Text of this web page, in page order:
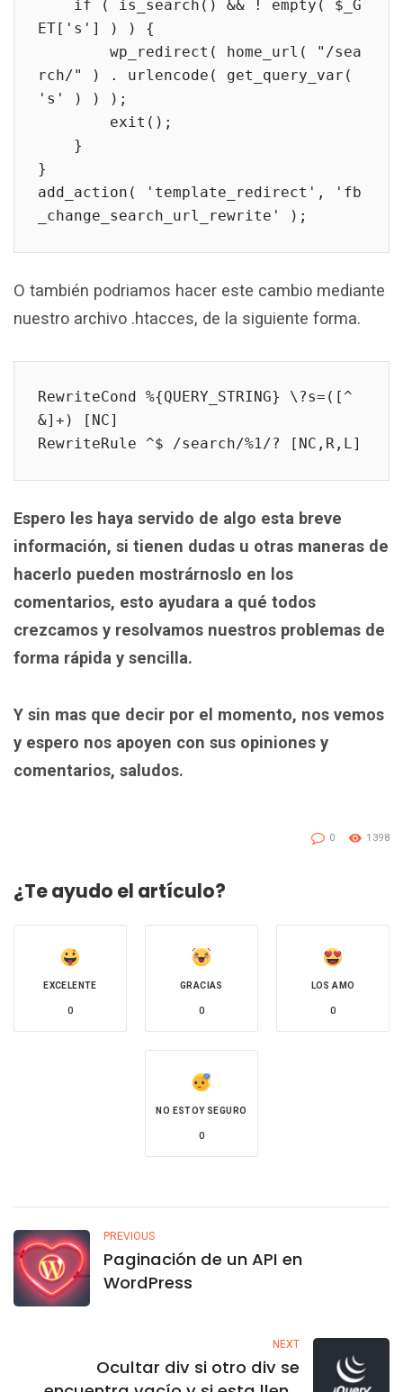
ET['s'] ) ) {
        wp_redirect( home_url( "/sea
rch/" ) . urlencode( get_query_var(
's' ) ) );
}
add_action( 'template_redirect', 'fb
_change_search_url_rewrite' );
O también podriamos hacer este cambio mediante
nuestro archivo .htacces, de la siguiente forma.
RewriteCond %{QUERY_STRING} \?s=([^
&]+) [NC]
RewriteRule ^$ /search/%1/? [NC,R,L]
Espero les haya servido de algo esta breve
información, si tienen dudas u otras maneras de
hacerlo pueden mostrárnoslo en los
comentarios, esto ayudara a qué todos
crezcamos y resolvamos nuestros problemas de
forma rápida y sencilla.
Y sin mas que decir por el momento, nos vemos
y espero nos apoyen con sus opiniones y
comentarios, saludos.
0 1398
¿Te ayudo el artículo?
EXCELENTE
0
GRACIAS
0
LOS AMO
0
NO ESTOY SEGURO
0
PREVIOUS
Paginación de un API en
WordPress
NEXT
Ocultar div si otro div se